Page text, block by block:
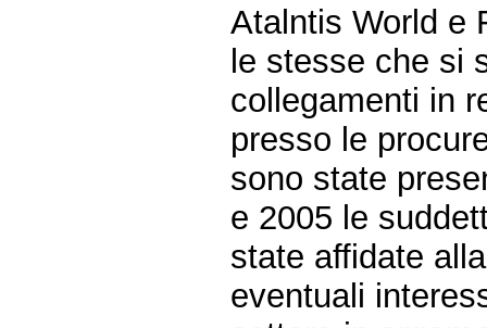
Atalntis World e
le stesse che si
collegamenti in
presso le
sono state
e 2005 le
state affidate
eventuali